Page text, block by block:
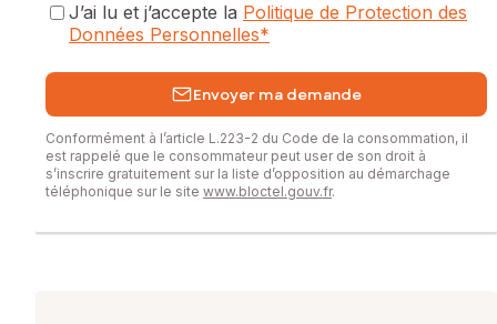
J’ai lu et j’accepte la Politique de Protection des
Données Personnelles*
Envoyer ma demande
Conformément à l’article L.223-2 du Code de la consommation, il
est rappelé que le consommateur peut user de son droit à
s’inscrire gratuitement sur la liste d’opposition au démarchage
téléphonique sur le site www.bloctel.gouv.fr.